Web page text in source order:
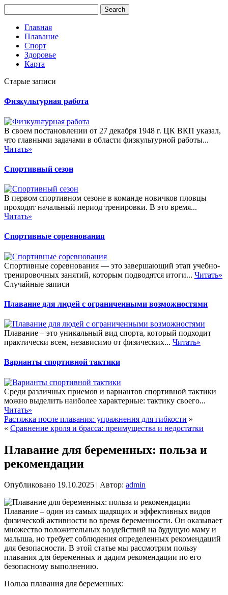
Главная
Плавание
Спорт
Здоровье
Карта
Старые записи
Физкультурная работа
В своем постановлении от 27 декабря 1948 г. ЦК ВКП указал,
что главными задачами в области физкультурной работы...
Читать»
Спортивный сезон
В первом спортивном сезоне в команде новичков пловцы
проходят начальный период тренировки. В это время...
Читать»
Спортивные соревнования
Спортивные соревнования — это завершающий этап учебно-
тренировочных занятий, которым подводятся итоги... Читать»
Случайные записи
Плавание для людей с ограниченными возможностями
Плавание – это уникальный вид спорта, который подходит
практически всем, независимо от физических... Читать»
Варианты спортивной тактики
Среди различных приемов и вариантов спортивной тактики
можно выделить наиболее характерные: тактику своего...
Читать»
Растяжка после плавания: упражнения для гибкости »
« Сравнение кроля и брасса: преимущества и недостатки
Плавание для беременных: польза и
рекомендации
Опубликовано 19.10.2025 Автор: admin
Плавание – один из самых щадящих и эффективных видов
физической активности во время беременности. Он оказывает
множество положительных воздействий на будущую маму и
малыша, но требует соблюдения определенных рекомендаций
для безопасности. В этой статье мы рассмотрим пользу
плавания для беременных и дадим рекомендации по его
безопасному выполнению.
Польза плавания для беременных: